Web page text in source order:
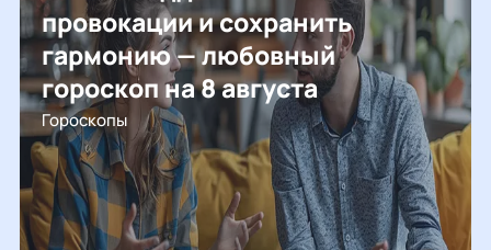
провокации и сохранить
гармонию — любовный
гороскоп на 8 августа
Гороскопы